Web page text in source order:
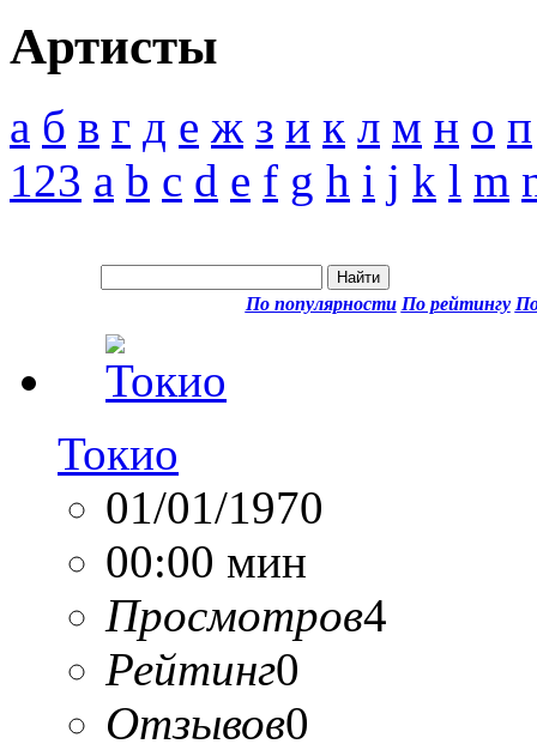
Артисты
а б в г д е ж з и к л м н о п
123 a b c d e f g h i j k l m
По популярности По рейтингу
Токио
01/01/1970
00:00 мин
Просмотров4
Рейтинг0
Отзывов0